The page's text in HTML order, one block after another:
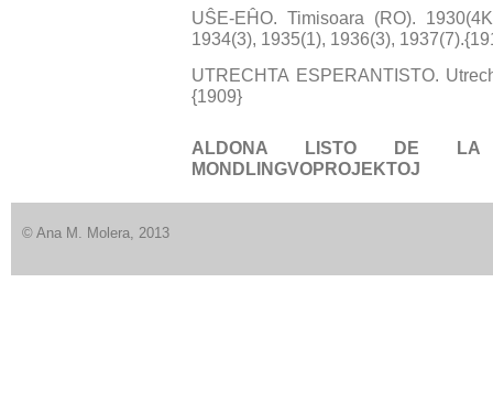
UŜE-EĤO. Timisoara (RO).
1934(3), 1935(1), 1936(3),
UTRECHTA ESPERANTISTO.
{1909}
ALDONA LISTO DE LA
MONDLINGVOPROJEKTOJ
© Ana M. Molera, 2013